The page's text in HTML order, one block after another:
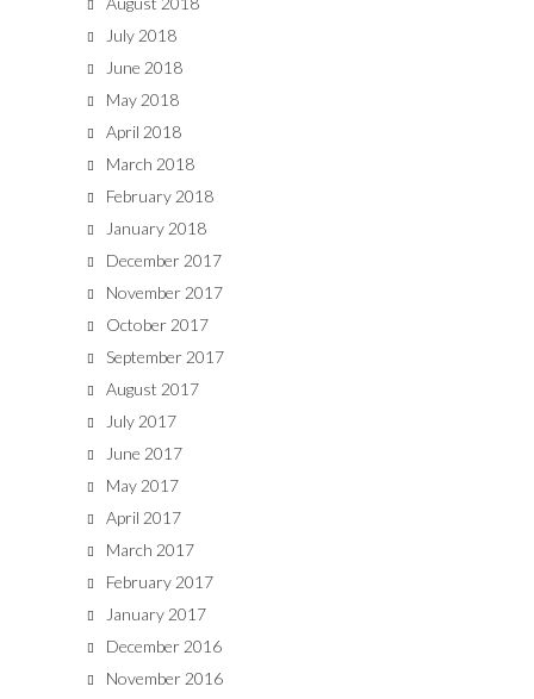
July 2018
June 2018
May 2018
April 2018
March 2018
February 2018
January 2018
December 2017
November 2017
October 2017
September 2017
August 2017
July 2017
June 2017
May 2017
April 2017
March 2017
February 2017
January 2017
December 2016
November 2016